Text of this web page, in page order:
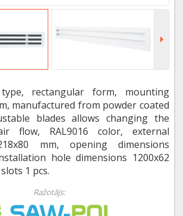
rectangular form, mounting
manufactured from powder coated
blades allows changing the
flow, RAL9016 color, external
mm, opening dimensions
hole dimensions 1200x62
1 pcs.
Ražotājs: